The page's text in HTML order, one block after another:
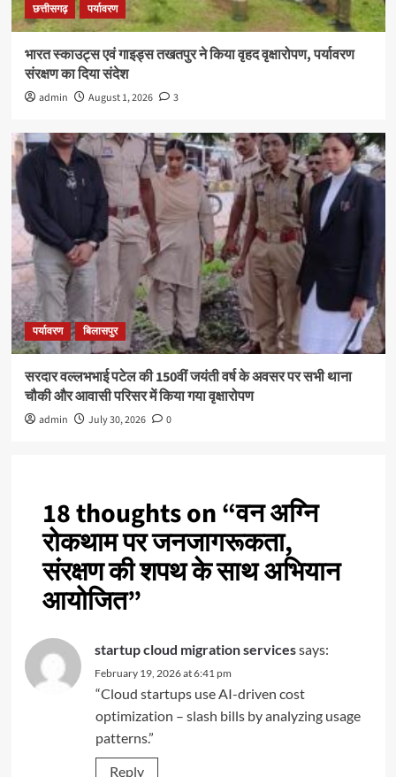
छत्तीसगढ़ पर्यावरण
भारत स्काउट्स एवं गाइड्स तखतपुर ने किया वृहद वृक्षारोपण, पर्यावरण
संरक्षण का दिया संदेश
admin August 1, 2026 3
पर्यावरण बिलासपुर
सरदार वल्लभभाई पटेल की 150वीं जयंती वर्ष के अवसर पर सभी थाना
चौकी और आवासी परिसर में किया गया वृक्षारोपण
admin July 30, 2026 0
18 thoughts on “वन अग्नि
रोकथाम पर जनजागरूकता,
संरक्षण की शपथ के साथ अभियान
आयोजित”
startup cloud migration servicessays:
February 19, 2026 at 6:41 pm
“Cloud startups use AI-driven cost
optimization – slash bills by analyzing usage
patterns.”
Reply